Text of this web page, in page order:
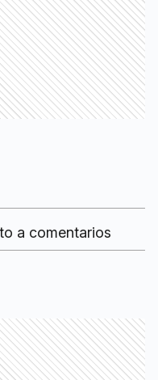
a comentarios